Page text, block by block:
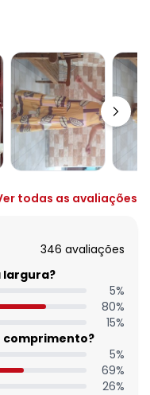
todas as avaliações
346 avaliações
largura?
5%
80%
15%
comprimento?
5%
69%
26%